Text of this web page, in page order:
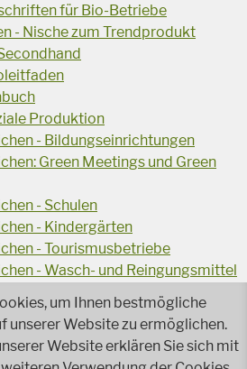
für Bio-Betriebe
- Nische zum Trendprodukt
Produktion
- Bildungseinrichtungen
Green Meetings und Green
- Schulen
- Kindergärten
- Tourismusbetriebe
- Wasch- und Reingungsmittel
Ressourcen-Effizienz
von Elektroaltgeräten
Businessgetränk
Parcours
um Ihnen bestmögliche
unserer Website zu ermöglichen.
Website erklären Sie sich mit